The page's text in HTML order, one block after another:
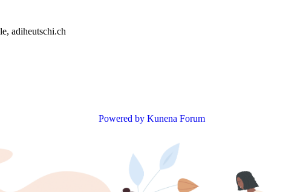
, adiheutschi.ch
Powered by Kunena Forum